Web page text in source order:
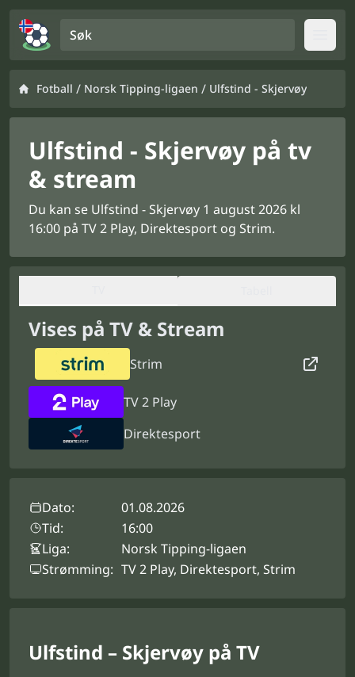
Fotball / Norsk Tipping-ligaen / Ulfstind - Skjervøy
Ulfstind - Skjervøy på tv
& stream
Du kan se Ulfstind - Skjervøy 1 august 2026 kl
16:00 på TV 2 Play, Direktesport og Strim.
Vises på TV & Stream
Strim
TV 2 Play
Direktesport
Dato:
01.08.2026
Tid:
16:00
Liga:
Norsk Tipping-ligaen
Strømming: TV 2 Play, Direktesport, Strim
Ulfstind – Skjervøy på TV